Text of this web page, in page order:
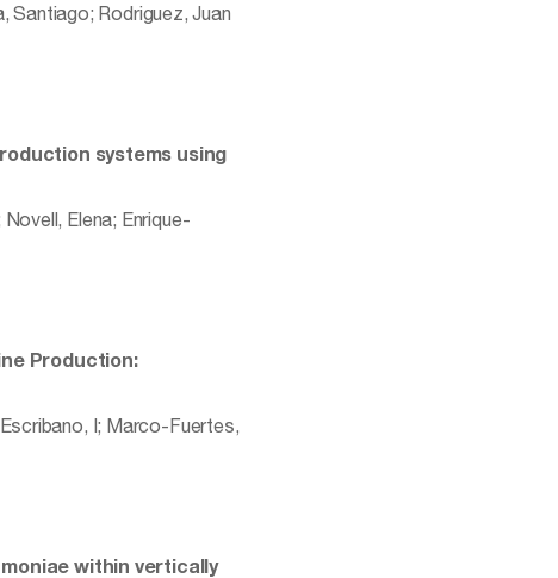
Santiago; Rodriguez, Juan
systems using
Elena; Enrique-
Production:
I; Marco-Fuertes,
within vertically